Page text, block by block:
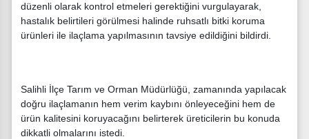
düzenli olarak kontrol etmeleri gerektiğini vurgulayarak,
hastalık belirtileri görülmesi halinde ruhsatlı bitki koruma
ürünleri ile ilaçlama yapılmasının tavsiye edildiğini bildirdi.
Salihli İlçe Tarım ve Orman Müdürlüğü, zamanında yapılacak
doğru ilaçlamanın hem verim kaybını önleyeceğini hem de
ürün kalitesini koruyacağını belirterek üreticilerin bu konuda
dikkatli olmalarını istedi.